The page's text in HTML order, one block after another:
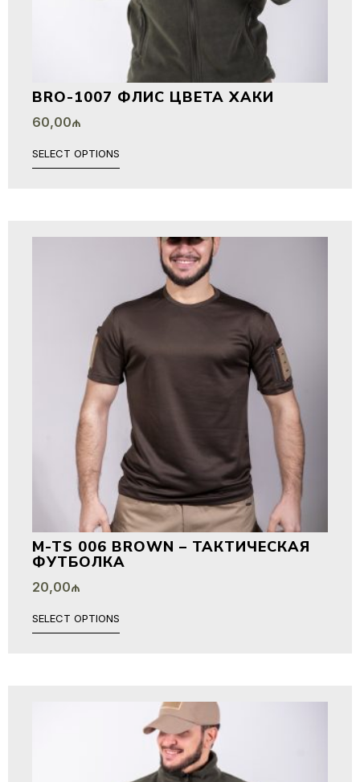
BRO-1007 ФЛИС ЦВЕТА ХАКИ
60,00₼
SELECT OPTIONS
M-TS 006 BROWN – ТАКТИЧЕСКАЯ
ФУТБОЛКА
20,00₼
SELECT OPTIONS